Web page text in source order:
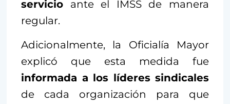
servicio ante el IMSS de manera
regular.
Adicionalmente, la Oficialía Mayor
explicó que esta medida fue
informada a los líderes sindicales
de cada organización para que